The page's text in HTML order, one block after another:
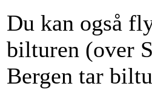
Du kan også
bilturen (over
Bergen tar